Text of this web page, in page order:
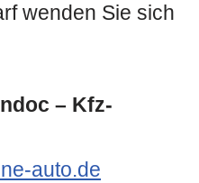
wenden Sie sich
– Kfz-
auto.de